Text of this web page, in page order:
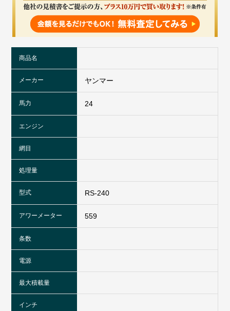
商品名
メーカー ヤンマー
馬力 24
エンジン
網目
処理量
型式 RS-240
アワーメーター 559
条数
電源
最大積載量
インチ